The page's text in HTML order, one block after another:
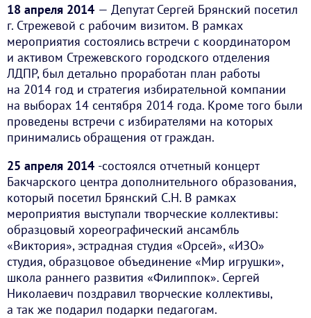
18 апреля 2014 — Депутат Сергей Брянский посетил
г. Стрежевой с рабочим визитом. В рамках
мероприятия состоялись встречи с координатором
и активом Стрежевского городского отделения
ЛДПР, был детально проработан план работы
на 2014 год и стратегия избирательной компании
на выборах 14 сентября 2014 года. Кроме того были
проведены встречи с избирателями на которых
принимались обращения от граждан.
25 апреля 2014 -состоялся отчетный концерт
Бакчарского центра дополнительного образования,
который посетил Брянский С.Н. В рамках
мероприятия выступали творческие коллективы:
образцовый хореографический ансамбль
«Виктория», эстрадная студия «Орсей», «ИЗО»
студия, образцовое объединение «Мир игрушки»,
школа раннего развития «Филиппок». Сергей
Николаевич поздравил творческие коллективы,
а так же подарил подарки педагогам.